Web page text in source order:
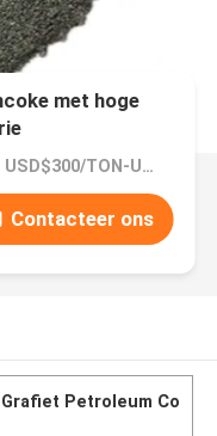
met hoge
Prijs：USD$300/TON-USD$3000/TON
Contacteer ons
Petroleum Co